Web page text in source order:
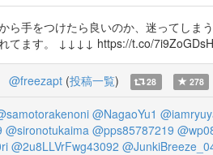
ら手をつけたら良いのか、迷ってしま
てます。 ↓↓↓↓ https://t.co/
@freezapt (投稿一覧) 28 278
@NagaoYu1
@sironotukaima @pps85787219
@2u8LLVrFwg43092